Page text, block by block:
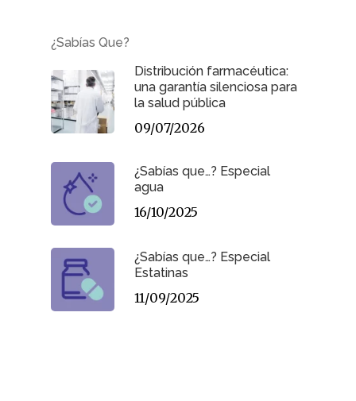
¿Sabías Que?
Distribución farmacéutica:
una garantía silenciosa para
la salud pública
09/07/2026
¿Sabías que…? Especial
agua
16/10/2025
¿Sabías que…? Especial
Estatinas
11/09/2025